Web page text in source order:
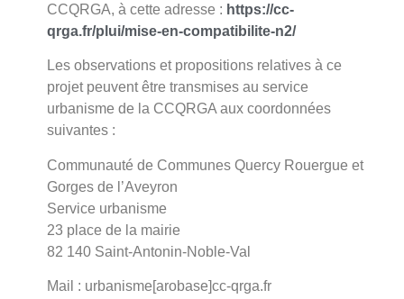
CCQRGA, à cette adresse : https://cc-
qrga.fr/plui/mise-en-compatibilite-n2/
Les observations et propositions relatives à ce
projet peuvent être transmises au service
urbanisme de la CCQRGA aux coordonnées
suivantes :
Communauté de Communes Quercy Rouergue et
Gorges de l’Aveyron
Service urbanisme
23 place de la mairie
82 140 Saint-Antonin-Noble-Val
Mail : urbanisme[arobase]cc-qrga.fr